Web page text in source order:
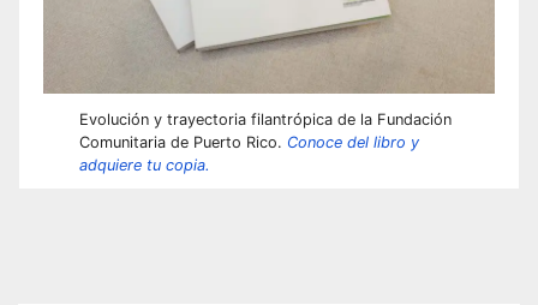
Evolución y trayectoria filantrópica de la Fundación
Comunitaria de Puerto Rico. Conoce del libro y
adquiere tu copia.